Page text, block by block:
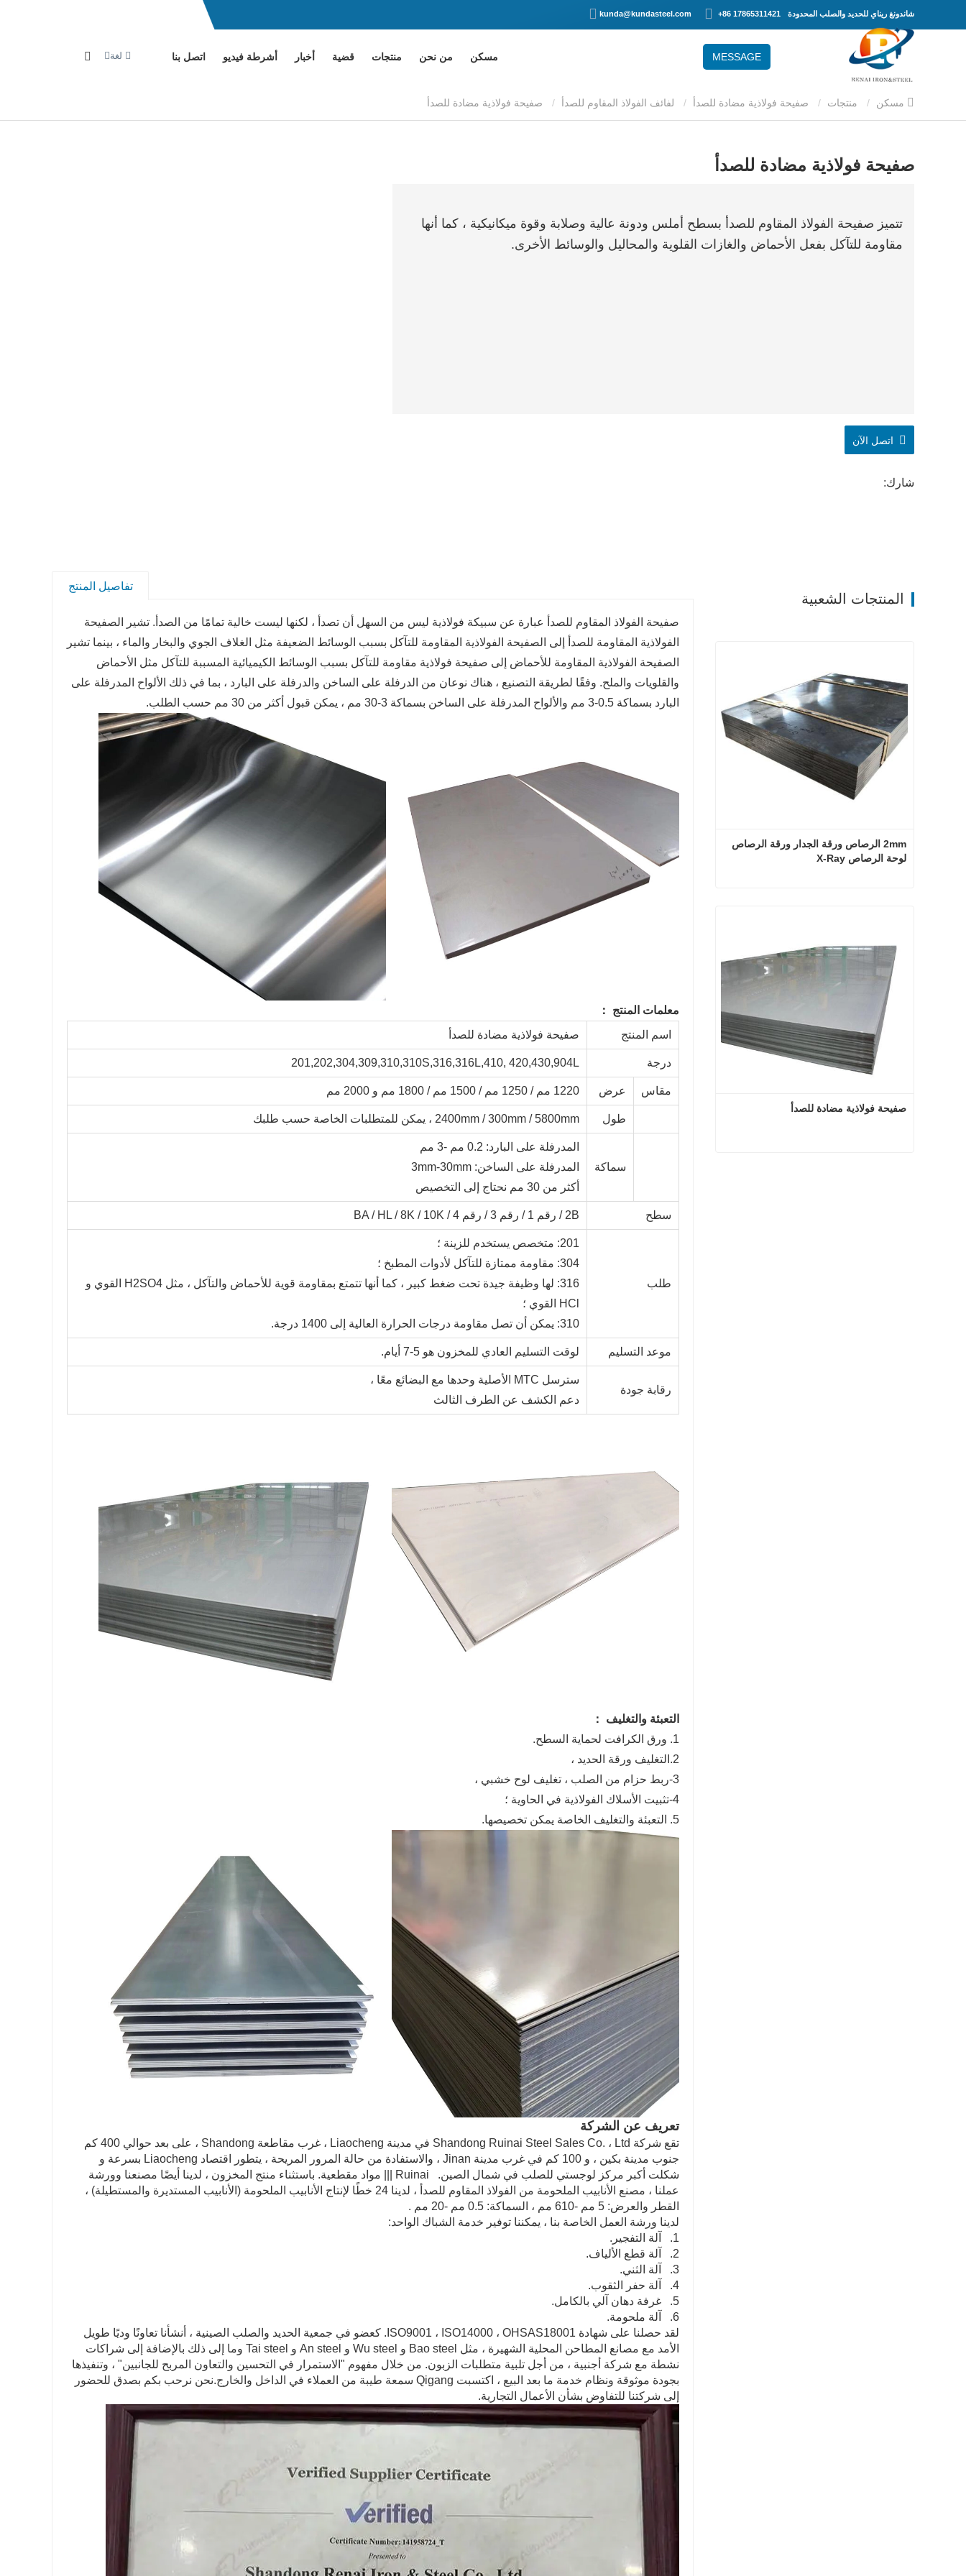
شاندونغ ريناي للحديد والصلب المحدودة +86 17865311421
kunda@kundasteel.com
مسكن من نحن منتجات قضية أخبار أشرطة فيديو اتصل بنا MESSAGE لغة
منتجات صفيحة فولاذية مضادة للصدأ لفائف الفولاذ المقاوم للصدأ
صفيحة فولاذية مضادة للصدأ
تتميز صفيحة الفولاذ المقاوم للصدأ بسطح أملس ودونة عالية وصلابة وقوة ميكانيكية ، كما أنها
مقاومة للتآكل بفعل الأحماض والغازات القلوية والمحاليل والوسائط الأخرى.
اتصل الآن
شارك:
تفاصيل المنتج
صفيحة الفولاذ المقاوم للصدأ عبارة عن سبيكة فولاذية ليس من السهل أن تصدأ ، لكنها ليست خالية تمامًا من الصدأ. تشير الصفيحة
الفولاذية المقاومة للصدأ إلى الصفيحة الفولاذية المقاومة للتآكل بسبب الوسائط الضعيفة مثل الغلاف الجوي والبخار والماء ، بينما تشير
الصفيحة الفولاذية المقاومة للأحماض إلى صفيحة فولاذية مقاومة للتآكل بسبب الوسائط الكيميائية المسببة للتآكل مثل الأحماض
والقلويات والملح. وفقًا لطريقة التصنيع ، هناك نوعان من الدرفلة على الساخن والدرفلة على البارد ، بما في ذلك الألواح المدرفلة على
البارد بسماكة 0.5-3 مم والألواح المدرفلة على الساخن بسماكة 3-30 مم ، يمكن قبول أكثر من 30 مم حسب الطلب.
معلمات المنتج ：
اسم المنتج
صفيحة فولاذية مضادة للصدأ
درجة 201,202,304,309,310,310S,316,316L,410, 420,430,904L
مقاس عرض 1220 مم / 1250 مم / 1500 مم / 1800 مم و 2000 مم
طول 2400mm / 300mm / 5800mm ، يمكن للمتطلبات الخاصة حسب طلبك
سماكة
المدرفلة على البارد: 0.2 مم -3 مم
المدرفلة على الساخن: 3mm-30mm
أكثر من 30 مم نحتاج إلى التخصيص
سطح 2B / رقم 1 / رقم 3 / رقم 4 / BA / HL / 8K / 10K
طلب
201: متخصص يستخدم للزينة ؛
304: مقاومة ممتازة للتآكل لأدوات المطبخ ؛
316: لها وظيفة جيدة تحت ضغط كبير ، كما أنها تتمتع بمقاومة قوية للأحماض والتآكل ، مثل H2SO4 القوي و
HCl القوي ؛
310: يمكن أن تصل مقاومة درجات الحرارة العالية إلى 1400 درجة.
موعد التسليم لوقت التسليم العادي للمخزون هو 5-7 أيام.
رقابة جودة
سترسل MTC الأصلية وحدها مع البضائع معًا ،
دعم الكشف عن الطرف الثالث
التعبئة والتغليف ：
1. ورق الكرافت لحماية السطح.
2.التغليف ورقة الحديد ،
3-ربط حزام من الصلب ، تغليف لوح خشبي ،
4-تثبيت الأسلاك الفولاذية في الحاوية ؛
5. التعبئة والتغليف الخاصة يمكن تخصيصها.
تعريف عن الشركة
تقع شركة Shandong Ruinai Steel Sales Co. ، Ltd في مدينة Liaocheng ، غرب مقاطعة Shandong ، على بعد حوالي 400 كم
جنوب مدينة بكين ، و 100 كم في غرب مدينة Jinan ، والاستفادة من حالة المرور المريحة ، يتطور اقتصاد Liaocheng بسرعة و
شكلت أكبر مركز لوجستي للصلب في شمال الصين. Ruinai ||| مواد مقطعية. باستثناء منتج المخزون ، لدينا أيضًا مصنعنا وورشة
عملنا ، مصنع الأنابيب الملحومة من الفولاذ المقاوم للصدأ ، لدينا 24 خطًا لإنتاج الأنابيب الملحومة (الأنابيب المستديرة والمستطيلة) ،
القطر والعرض: 5 مم -610 مم ، السماكة: 0.5 مم -20 مم .
لدينا ورشة العمل الخاصة بنا ، يمكننا توفير خدمة الشباك الواحد:
1. آلة التفجير.
2. آلة قطع الألياف.
3. آلة الثني.
4. آلة حفر الثقوب.
5. غرفة دهان آلي بالكامل.
6. آلة ملحومة.
لقد حصلنا على شهادة ISO9001 ، ISO14000 ، OHSAS18001. كعضو في جمعية الحديد والصلب الصينية ، أنشأنا تعاونًا وديًا طويل
الأمد مع مصانع المطاحن المحلية الشهيرة ، مثل Bao steel و Wu steel و An steel و Tai steel وما إلى ذلك بالإضافة إلى شراكات
نشطة مع شركة أجنبية ، من أجل تلبية متطلبات الزبون. من خلال مفهوم "الاستمرار في التحسين والتعاون المربح للجانبين" ، وتنفيذها
بجودة موثوقة ونظام خدمة ما بعد البيع ، اكتسبت Qigang سمعة طيبة من العملاء في الداخل والخارج.نحن نرحب بكم بصدق للحضور
إلى شركتنا للتفاوض بشأن الأعمال التجارية.
المنتجات الشعبية
لوحة الرصاص X-Ray
صفيحة فولاذية مضادة للصدأ